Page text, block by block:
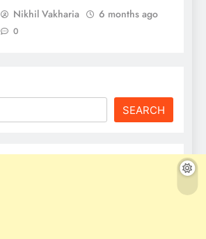
Nikhil Vakharia 6 months ago
0
SEARCH